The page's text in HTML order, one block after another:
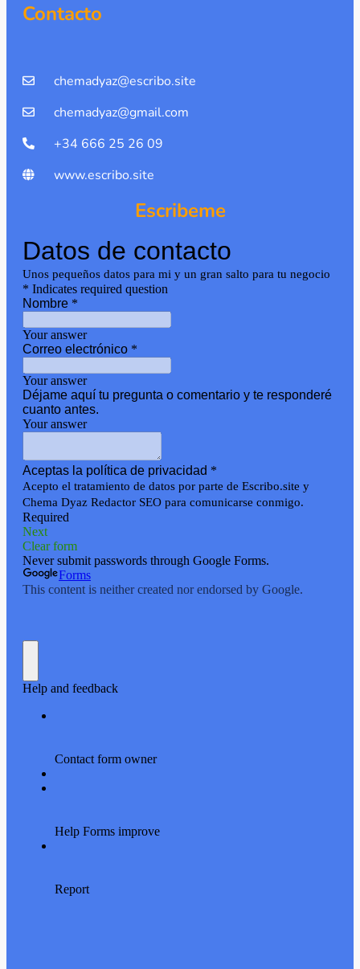
Contacto
chemadyaz@escribo.site
chemadyaz@gmail.com
+34 666 25 26 09
www.escribo.site
Escribeme